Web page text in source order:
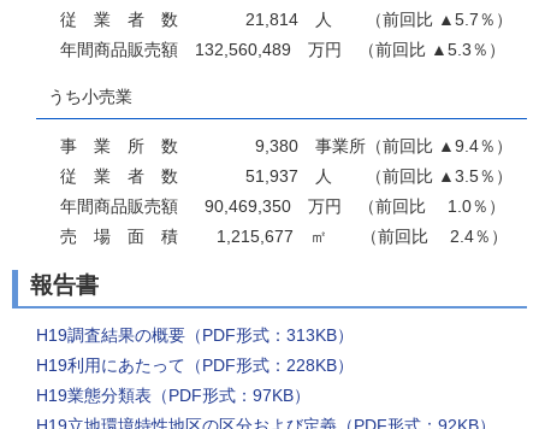
従 業 者 数 21,814 人 （前回比 ▲5.7％）
年間商品販売額 132,560,489 万円 （前回比 ▲5.3％）
うち小売業
事 業 所 数 9,380 事業所（前回比 ▲9.4％）
従 業 者 数 51,937 人 （前回比 ▲3.5％）
年間商品販売額 90,469,350 万円 （前回比 1.0％）
売 場 面 積 1,215,677 ㎡ （前回比 2.4％）
報告書
H19調査結果の概要（PDF形式：313KB）
H19利用にあたって（PDF形式：228KB）
H19業態分類表（PDF形式：97KB）
H19立地環境特性地区の区分および定義（PDF形式：92KB）